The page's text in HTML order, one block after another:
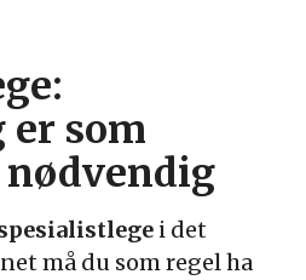
som
i det
må du som regel ha